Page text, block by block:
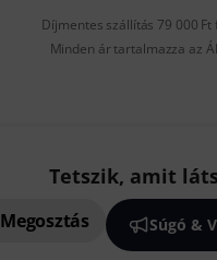
Díjmentes szállítás 79 000 Ft
Minden ár tartalmazza az
Tetszik, amit
Megosztás Súgó &